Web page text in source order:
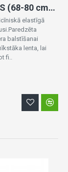
Josta grūtniecēm GERDA LUX 1/XS (68-80 cm) 9806-izpārdošana
elastīgā
balstīšanai
lenta, lai
fi..